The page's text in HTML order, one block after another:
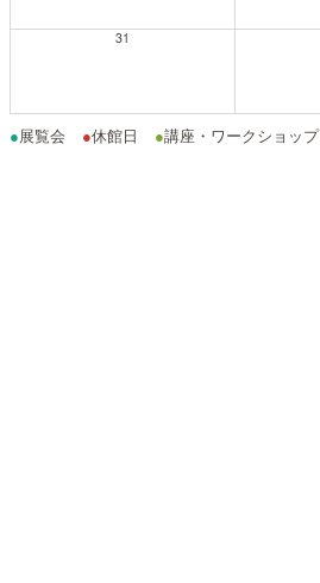
31
●展覧会 ●休館日 ●講座・ワークショップ